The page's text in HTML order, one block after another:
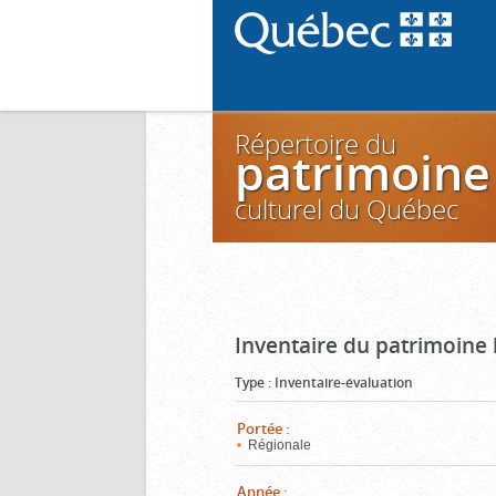
Répertoire du
patrimoine
culturel du Québec
Inventaire du patrimoine
Type : Inventaire-évaluation
Portée :
Régionale